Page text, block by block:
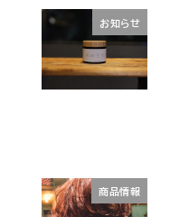
お知らせ
商品情報